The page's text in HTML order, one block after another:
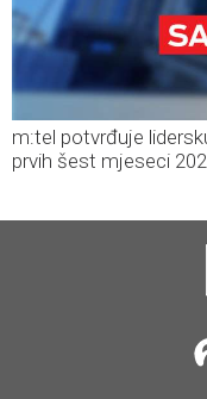
m:tel potvrđuje
prvih šest mjeseci